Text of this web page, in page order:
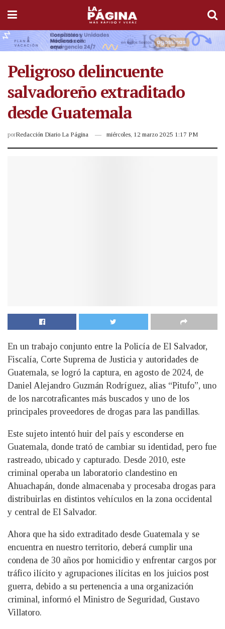
Peligroso delincuente
salvadoreño extraditado
desde Guatemala
porRedacción Diario La Página miércoles, 12 marzo 2025 1:17 PM
En un trabajo conjunto entre la Policía de El Salvador,
Fiscalía, Corte Suprema de Justicia y autoridades de
Guatemala, se logró la captura, en agosto de 2024, de
Daniel Alejandro Guzmán Rodríguez, alias “Pitufo”, uno
de los narcotraficantes más buscados y uno de los
principales proveedores de drogas para las pandillas.
Este sujeto intentó huir del país y esconderse en
Guatemala, donde trató de cambiar su identidad, pero fue
rastreado, ubicado y capturado. Desde 2010, este
criminal operaba un laboratorio clandestino en
Ahuachapán, donde almacenaba y procesaba drogas para
distribuirlas en distintos vehículos en la zona occidental
y central de El Salvador.
Ahora que ha sido extraditado desde Guatemala y se
encuentra en nuestro territorio, deberá cumplir una
condena de 30 años por homicidio y enfrentar cargos por
tráfico ilícito y agrupaciones ilícitas en los juicios post
guerra, debido a su pertenencia a una organización
criminal, informó el Ministro de Seguridad, Gustavo
Villatoro.